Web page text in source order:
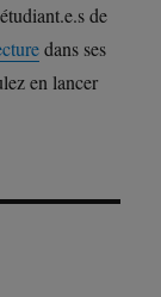
de
dans ses
en lancer